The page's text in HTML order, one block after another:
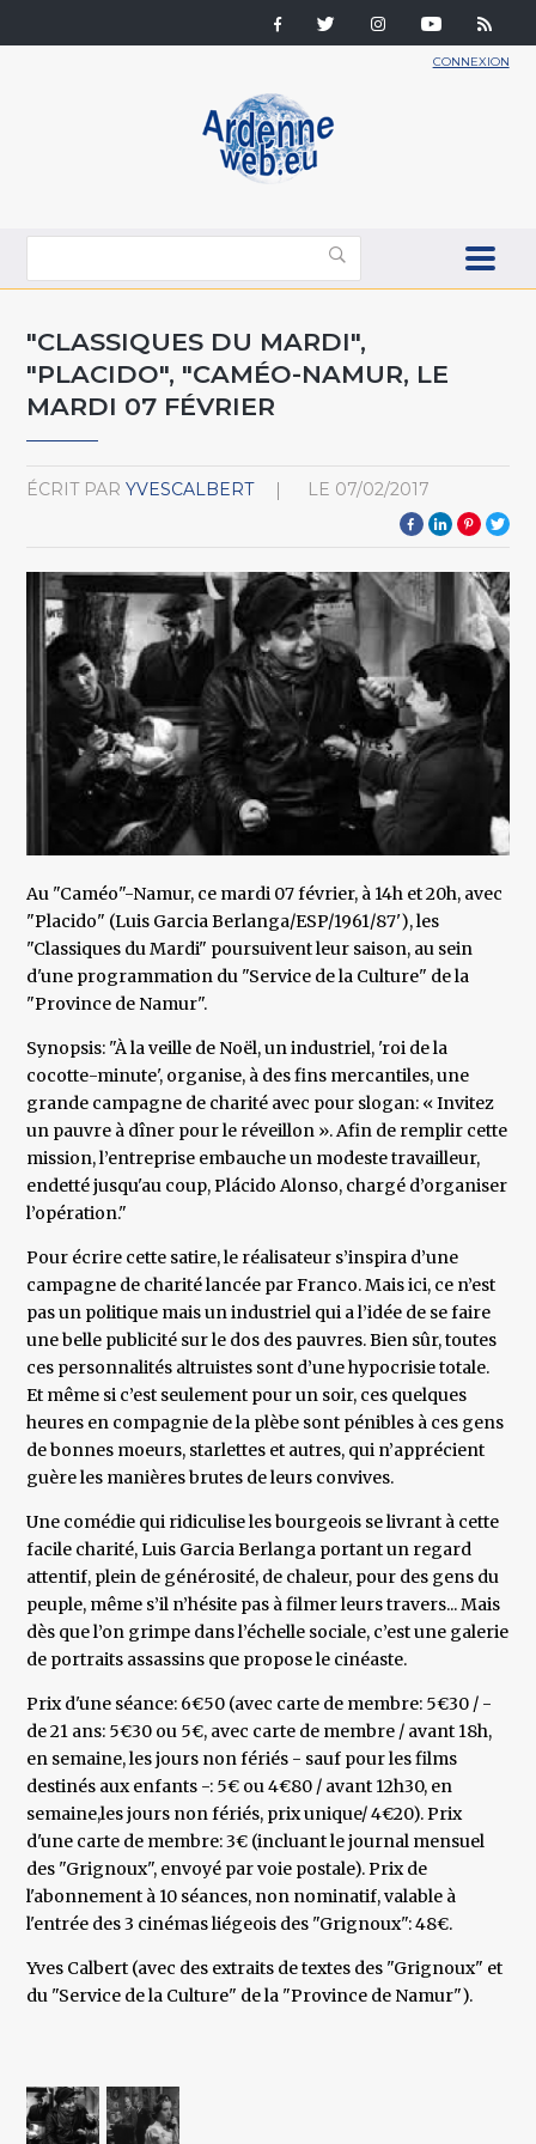
CONNEXION
"CLASSIQUES DU MARDI",
"PLACIDO", "CAMÉO-NAMUR, LE
MARDI 07 FÉVRIER
ÉCRIT PAR YVESCALBERT LE 07/02/2017
Au "Caméo"-Namur, ce mardi 07 février, à 14h et 20h, avec
"Placido" (Luis Garcia Berlanga/ESP/1961/87'), les
"Classiques du Mardi" poursuivent leur saison, au sein
d'une programmation du "Service de la Culture" de la
"Province de Namur".
Synopsis: "À la veille de Noël, un industriel, 'roi de la
cocotte-minute', organise, à des fins mercantiles, une
grande campagne de charité avec pour slogan: « Invitez
un pauvre à dîner pour le réveillon ». Afin de remplir cette
mission, l’entreprise embauche un modeste travailleur,
endetté jusqu'au coup, Plácido Alonso, chargé d’organiser
l’opération."
Pour écrire cette satire, le réalisateur s’inspira d’une
campagne de charité lancée par Franco. Mais ici, ce n’est
pas un politique mais un industriel qui a l’idée de se faire
une belle publicité sur le dos des pauvres. Bien sûr, toutes
ces personnalités altruistes sont d’une hypocrisie totale.
Et même si c’est seulement pour un soir, ces quelques
heures en compagnie de la plèbe sont pénibles à ces gens
de bonnes moeurs, starlettes et autres, qui n’apprécient
guère les manières brutes de leurs convives.
Une comédie qui ridiculise les bourgeois se livrant à cette
facile charité, Luis Garcia Berlanga portant un regard
attentif, plein de générosité, de chaleur, pour des gens du
peuple, même s’il n’hésite pas à filmer leurs travers... Mais
dès que l’on grimpe dans l’échelle sociale, c’est une galerie
de portraits assassins que propose le cinéaste.
Prix d'une séance: 6€50 (avec carte de membre: 5€30 / -
de 21 ans: 5€30 ou 5€, avec carte de membre / avant 18h,
en semaine, les jours non fériés - sauf pour les films
destinés aux enfants -: 5€ ou 4€80 / avant 12h30, en
semaine,les jours non fériés, prix unique/ 4€20). Prix
d'une carte de membre: 3€ (incluant le journal mensuel
des "Grignoux", envoyé par voie postale). Prix de
l'abonnement à 10 séances, non nominatif, valable à
l'entrée des 3 cinémas liégeois des "Grignoux": 48€.
Yves Calbert (avec des extraits de textes des "Grignoux" et
du "Service de la Culture" de la "Province de Namur").